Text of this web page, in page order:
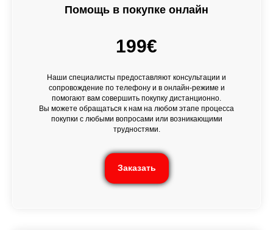
Помощь в покупке онлайн
199€
Наши специалисты предоставляют консультации и
сопровождение по телефону и в онлайн-режиме и
помогают вам совершить покупку дистанционно.
Вы можете обращаться к нам на любом этапе процесса
покупки с любыми вопросами или возникающими
трудностями.
Заказать